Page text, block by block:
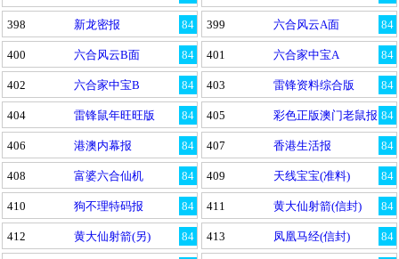
84
398 新龙密报 84
399 六合风云A面
84
400 六合风云B面 84
401 六合家中宝A
84
402 六合家中宝B 84
403 雷锋资料综合版
84
404 雷锋鼠年旺旺版 84
405 彩色正版澳门老鼠报
84
406 港澳内幕报 84
407 香港生活报
84
408 富婆六合仙机 84
409 天线宝宝(准料)
84
410 狗不理特码报 84
411 黄大仙射箭(信封)
84
412 黄大仙射箭(另) 84
413 凤凰马经(信封)